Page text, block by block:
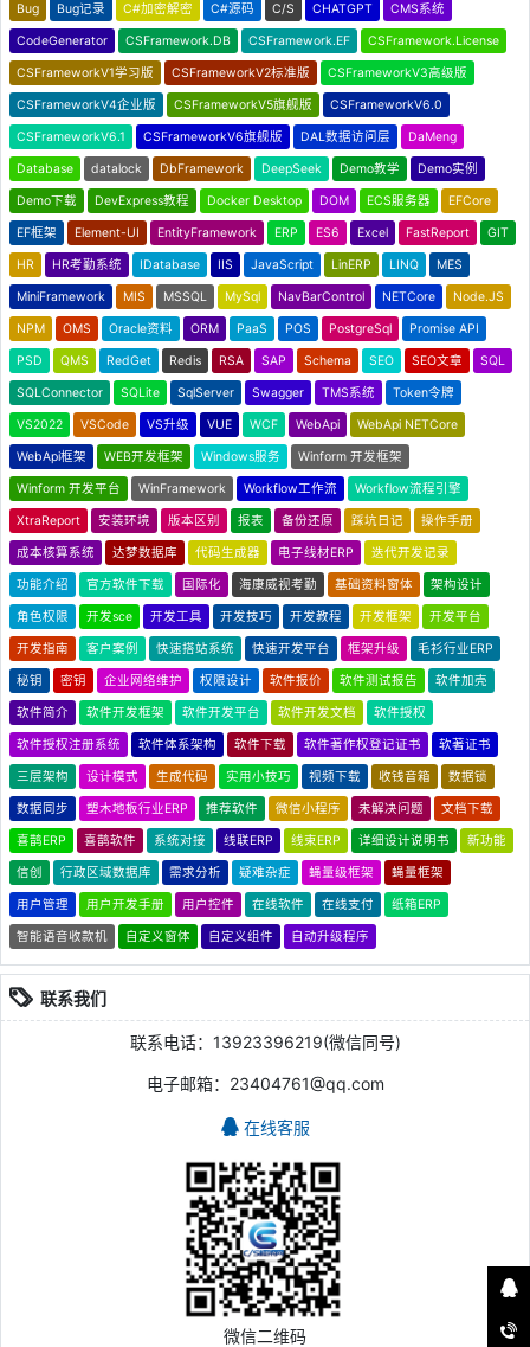
Bug Bug记录 C#加密解密 C#源码 C/S CHATGPT CMS系统
CodeGenerator CSFramework.DB CSFramework.EF CSFramework.License
CSFrameworkV1学习版 CSFrameworkV2标准版 CSFrameworkV3高级版
CSFrameworkV4企业版 CSFrameworkV5旗舰版 CSFrameworkV6.0
CSFrameworkV6.1 CSFrameworkV6旗舰版 DAL数据访问层 DaMeng
Database datalock DbFramework DeepSeek Demo教学 Demo实例
Demo下载 DevExpress教程 Docker Desktop DOM ECS服务器 EFCore
EF框架 Element-UI EntityFramework ERP ES6 Excel FastReport GIT
HR HR考勤系统 IDatabase IIS JavaScript LinERP LINQ MES
MiniFramework MIS MSSQL MySql NavBarControl NETCore Node.JS
NPM OMS Oracle资料 ORM PaaS POS PostgreSql Promise API
PSD QMS RedGet Redis RSA SAP Schema SEO SEO文章 SQL
SQLConnector SQLite SqlServer Swagger TMS系统 Token令牌
VS2022 VSCode VS升级 VUE WCF WebApi WebApi NETCore
WebApi框架 WEB开发框架 Windows服务 Winform 开发框架
Winform 开发平台 WinFramework Workflow工作流 Workflow流程引擎
XtraReport 安装环境 版本区别 报表 备份还原 踩坑日记 操作手册
成本核算系统 达梦数据库 代码生成器 电子线材ERP 迭代开发记录
功能介绍 官方软件下载 国际化 海康威视考勤 基础资料窗体 架构设计
角色权限 开发sce 开发工具 开发技巧 开发教程 开发框架 开发平台
开发指南 客户案例 快速搭站系统 快速开发平台 框架升级 毛衫行业ERP
秘钥 密钥 企业网络维护 权限设计 软件报价 软件测试报告 软件加壳
软件简介 软件开发框架 软件开发平台 软件开发文档 软件授权
软件授权注册系统 软件体系架构 软件下载 软件著作权登记证书 软著证书
三层架构 设计模式 生成代码 实用小技巧 视频下载 收钱音箱 数据锁
数据同步 塑木地板行业ERP 推荐软件 微信小程序 未解决问题 文档下载
喜鹊ERP 喜鹊软件 系统对接 线联ERP 线束ERP 详细设计说明书 新功能
信创 行政区域数据库 需求分析 疑难杂症 蝇量级框架 蝇量框架
用户管理 用户开发手册 用户控件 在线软件 在线支付 纸箱ERP
智能语音收款机 自定义窗体 自定义组件 自动升级程序
联系我们
联系电话：13923396219(微信同号)
电子邮箱：23404761@qq.com
在线客服
微信二维码